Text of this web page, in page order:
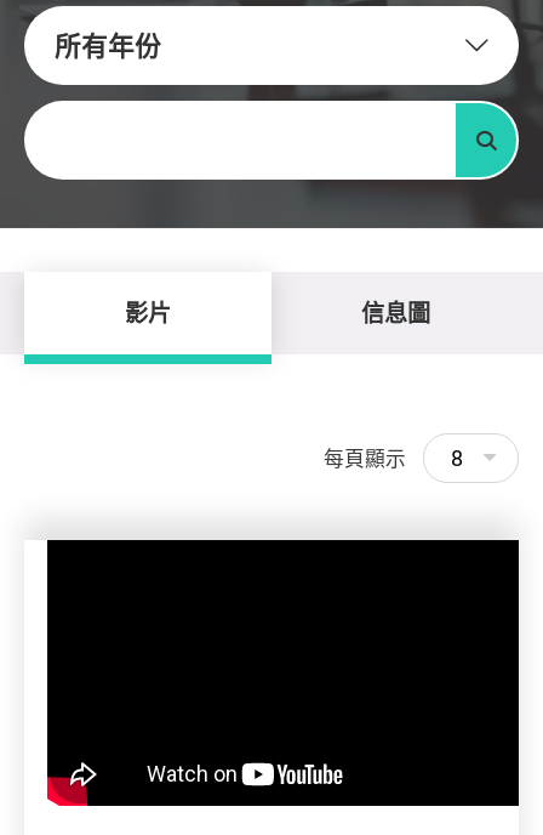
所有年份
關鍵字
搜尋
影片 信息圖
每頁顯示 8